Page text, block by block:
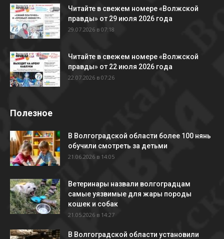
Читайте в свежем номере «Волжской
правды» от 29 июля 2026 года
29.07.2026 в 07:18
Читайте в свежем номере «Волжской
правды» от 22 июля 2026 года
22.07.2026 в 07:26
Полезное
В Волгоградской области более 100 нянь
обучили смотреть за детьми
21.06.2026 в 14:05
Ветеринары назвали волгоградцам
самые уязвимые для жары породы
кошек и собак
21.05.2026 в 14:27
В Волгоградской области установили